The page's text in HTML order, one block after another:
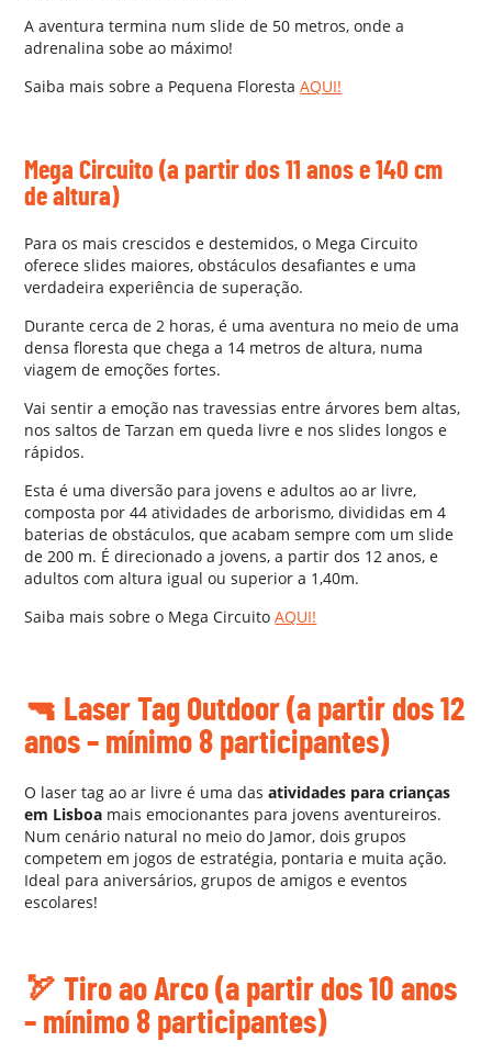
A aventura termina num slide de 50 metros, onde a
adrenalina sobe ao máximo!
Saiba mais sobre a Pequena FlorestaAQUI!
Mega Circuito(a partir dos 11 anos e 140 cm
de altura)
Para os mais crescidos e destemidos, o Mega Circuito
oferece slides maiores, obstáculos desafiantes e uma
verdadeira experiência de superação.
Durante cerca de 2 horas, é uma aventura no meio de uma
densa floresta que chega a 14 metros de altura, numa
viagem de emoções fortes.
Vai sentir a emoção nas travessias entre árvores bem altas,
nos saltos de Tarzan em queda livre e nos slides longos e
rápidos.
Esta é uma diversão para jovens e adultos ao ar livre,
composta por 44 atividades de arborismo, divididas em 4
baterias de obstáculos, que acabam sempre com um slide
de 200 m. É direcionado a jovens, a partir dos 12 anos, e
adultos com altura igual ou superior a 1,40m.
Saiba mais sobre o Mega CircuitoAQUI!
🔫 Laser Tag Outdoor(a partir dos 12
anos – mínimo 8 participantes)
O laser tag ao ar livre é uma dasatividades para crianças
em Lisboa mais emocionantes para jovens aventureiros.
Num cenário natural no meio do Jamor, dois grupos
competem em jogos de estratégia, pontaria e muita ação.
Ideal para aniversários, grupos de amigos e eventos
escolares!
🏹 Tiro ao Arco(a partir dos 10 anos
– mínimo 8 participantes)